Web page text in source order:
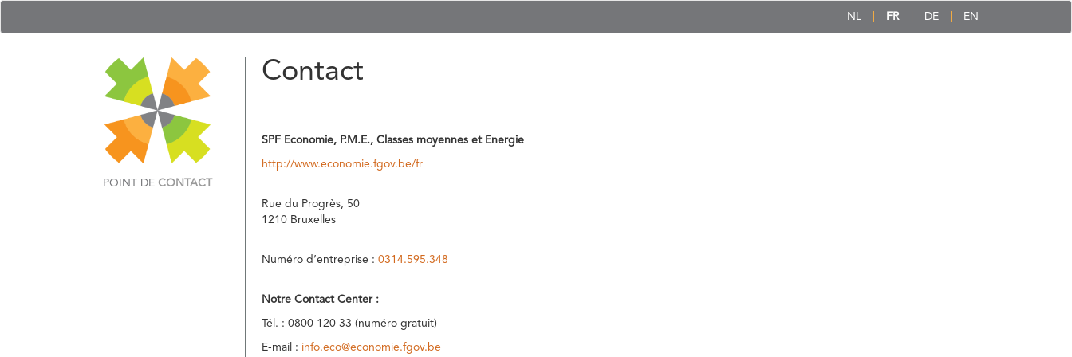
NL FR DE EN
POINT DE CONTACT
Contact
SPF Economie, P.M.E., Classes moyennes et Energie
http://www.economie.fgov.be/fr
Rue du Progrès, 50
1210 Bruxelles
Numéro d’entreprise : 0314.595.348
Notre Contact Center :
Tél. : 0800 120 33 (numéro gratuit)
E-mail : info.eco@economie.fgov.be